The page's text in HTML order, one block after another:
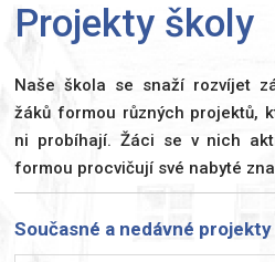
Projekty školy
Naše škola se snaží rozvíjet
žáků formou různých projektů,
ni probíhají. Žáci se v nich
formou procvičují své nabyté
Současné a nedávné projekty